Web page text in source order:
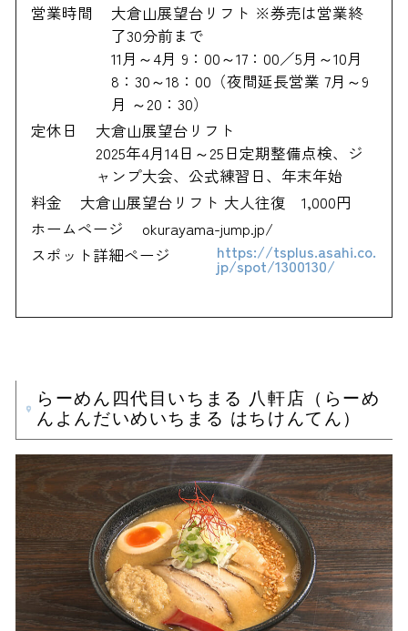
営業時間
大倉山展望台リフト ※券売は営業終
了30分前まで
11月～4月 9：00～17：00／5月～10月
8：30～18：00（夜間延長営業 7月～9
月 ～20：30）
定休日
大倉山展望台リフト
2025年4月14日～25日定期整備点検、ジ
ャンプ大会、公式練習日、年末年始
料金
大倉山展望台リフト 大人往復 1,000円
ホームページ
okurayama-jump.jp/
スポット詳細ページ
https://tsplus.asahi.co.
jp/spot/1300130/
らーめん四代目いちまる 八軒店（らーめ
んよんだいめいちまる はちけんてん）